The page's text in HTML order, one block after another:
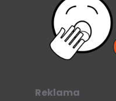
Reklama